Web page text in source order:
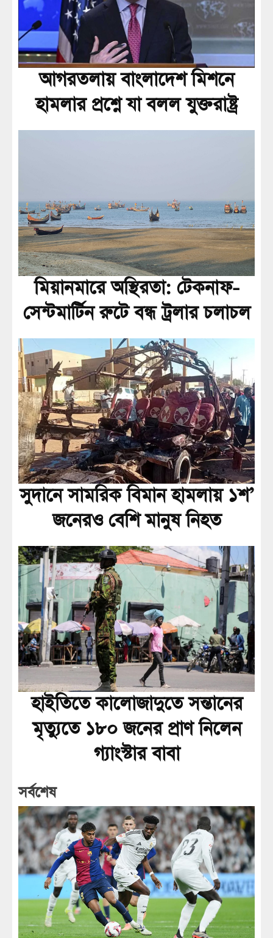
আগরতলায় বাংলাদেশ মিশনে
হামলার প্রশ্নে যা বলল যুক্তরাষ্ট্র
মিয়ানমারে অস্থিরতা: টেকনাফ-
সেন্টমার্টিন রুটে বন্ধ ট্রলার চলাচল
সুদানে সামরিক বিমান হামলায় ১শ’
জনেরও বেশি মানুষ নিহত
হাইতিতে কালোজাদুতে সন্তানের
মৃত্যুতে ১৮০ জনের প্রাণ নিলেন
গ্যাংস্টার বাবা
সর্বশেষ